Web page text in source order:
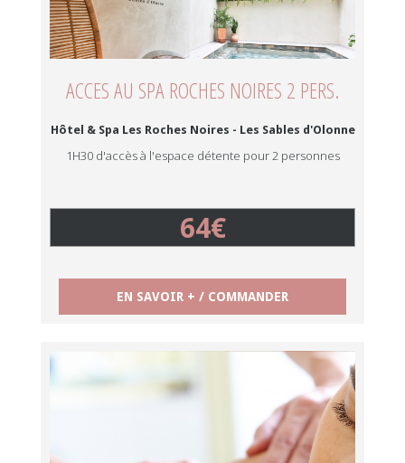
ACCES AU SPA ROCHES NOIRES 2 PERS.
Hôtel & Spa Les Roches Noires - Les Sables d'Olonne
1H30 d'accès à l'espace détente pour 2 personnes
64€
EN SAVOIR + / COMMANDER